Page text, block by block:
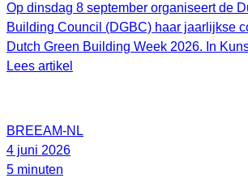
Op dinsdag 8 september organiseert de
Building Council (DGBC) haar jaarlijkse
Dutch Green Building Week 2026. In
Lees artikel
BREEAM-NL
4 juni 2026
5 minuten